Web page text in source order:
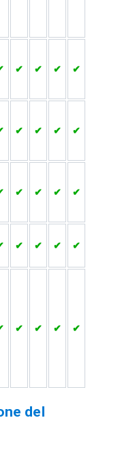
✔ ✔ ✔ ✔
✔ ✔ ✔ ✔
✔ ✔ ✔ ✔
✔ ✔ ✔ ✔
✔ ✔ ✔ ✔
del